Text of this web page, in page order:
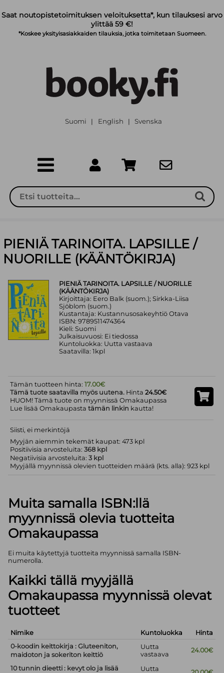
Saat noutopistetoimituksen veloituksetta*, kun tilauksesi arvo
ylittää 59 €!
*Koskee yksityisasiakkaiden tilauksia, jotka toimitetaan Suomeen.
Suomi | English | Svenska
PIENIÄ TARINOITA. LAPSILLE /
NUORILLE (KÄÄNTÖKIRJA)
PIENIÄ TARINOITA. LAPSILLE / NUORILLE
(KÄÄNTÖKIRJA)
Kirjoittaja: Eero Balk (suom.); Sirkka-Liisa
Sjöblom (suom.)
Kustantaja: Kustannusosakeyhtiö Otava
ISBN: 9789511474364
Kieli: Suomi
Julkaisuvuosi: Ei tiedossa
Kuntoluokka: Uutta vastaava
Saatavilla: 1kpl
Tämän tuotteen hinta:17.00€
Tämä tuote saatavilla myös uutena. Hinta24.50€
HUOM! Tämä tuote on myynnissä Omakaupassa
Lue lisää Omakaupastatämän linkin kautta!
Siisti, ei merkintöjä
Myyjän aiemmin tekemät kaupat: 473 kpl
Positiivisia arvosteluita:368 kpl
Negatiivisia arvosteluita:3 kpl
Myyjällä myynnissä olevien tuotteiden määrä (kts. alla): 923 kpl
Muita samalla ISBN:llä
myynnissä olevia tuotteita
Omakaupassa
Ei muita käytettyjä tuotteita myynnissä samalla ISBN-
numerolla.
Kaikki tällä myyjällä
Omakaupassa myynnissä olevat
tuotteet
Nimike Kuntoluokka
Hinta
0-koodin keittokirja : Gluteeniton,
maidoton ja sokeriton keittiö
Uutta
vastaava
24.00€
10 tunnin dieetti : kevyt olo ja lisää
Uutta